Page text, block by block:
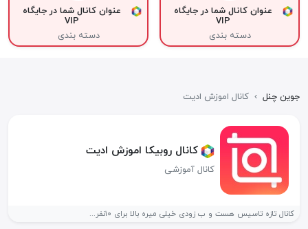
عنوان کانال شما در جایگاه
VIP
دسته بندی
عنوان کانال شما در جایگاه
VIP
دسته بندی
جوین چنل › کانال اموزش ادیت
کانال روبیکا اموزش ادیت
کانال آموزشی
کانال تازه تاسیس هست و ب زودی خیلی میره بالا برای ۱۰نفر...